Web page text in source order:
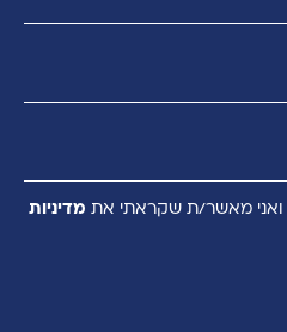
ואני מאשר/ת שקראתי את מדיניות